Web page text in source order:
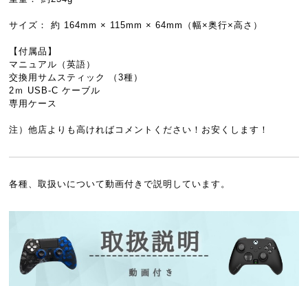
サイズ： 約 164mm × 115mm × 64mm（幅×奥行×高さ）
【付属品】
マニュアル（英語）
交換用サムスティック （3種）
2ｍ USB-C ケーブル
専用ケース
注）他店よりも高ければコメントください！お安くします！
各種、取扱いについて動画付きで説明しています。